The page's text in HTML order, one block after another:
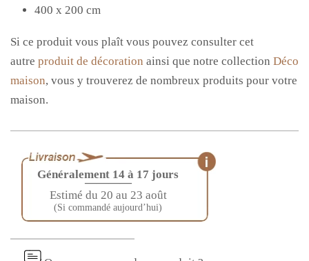
400 x 200 cm
Si ce produit vous plaît vous pouvez consulter cet
autre produit de décoration ainsi que notre collection Déco
maison, vous y trouverez de nombreux produits pour votre
maison.
Généralement 14 à 17 jours
————
Estimé du 20 au 23 août
(Si commandé aujourd’hui)